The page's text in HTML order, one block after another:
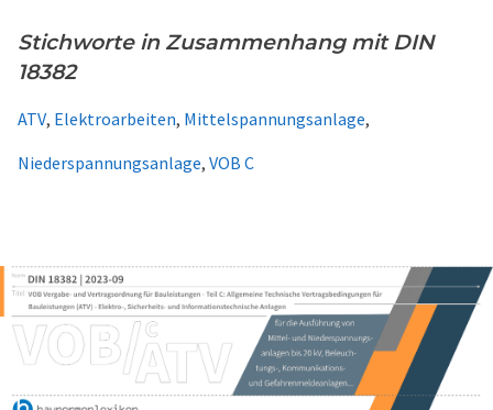
Stichworte in Zusammenhang mit DIN
18382
ATV, Elektroarbeiten, Mittelspannungsanlage,
Niederspannungsanlage, VOB C